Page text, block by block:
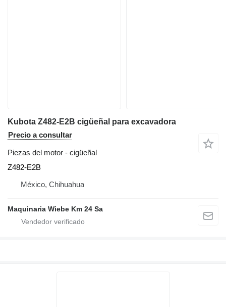
Kubota Z482-E2B cigüeñal para excavadora
Precio a consultar
Piezas del motor - cigüeñal
Z482-E2B
México, Chihuahua
Maquinaria Wiebe Km 24 Sa